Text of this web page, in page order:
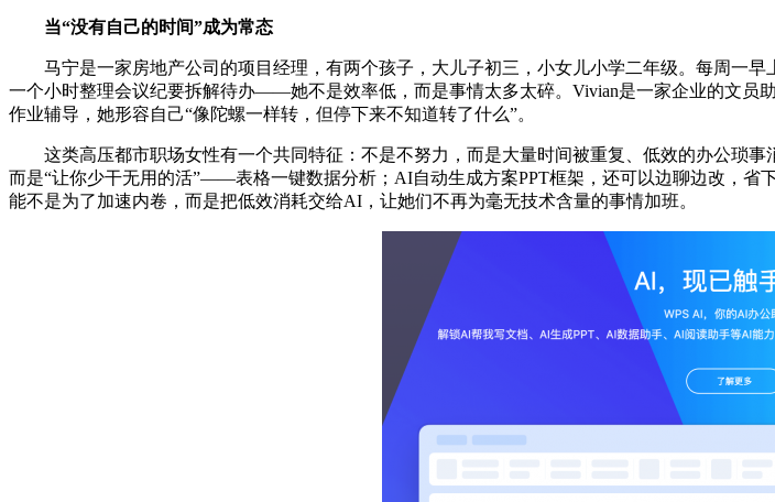
当“没有自己的时间”成为常态
马宁是一家房地产公司的项目经理，有两个孩子，大儿子初三，小女儿小学二年级。每周一早
一个小时整理会议纪要拆解待办——她不是效率低，而是事情太多太碎。Vivian是一家企业的文员
作业辅导，她形容自己“像陀螺一样转，但停下来不知道转了什么”。
这类高压都市职场女性有一个共同特征：不是不努力，而是大量时间被重复、低效的办公琐事
而是“让你少干无用的活”——表格一键数据分析；AI自动生成方案PPT框架，还可以边聊边改，
能不是为了加速内卷，而是把低效消耗交给AI，让她们不再为毫无技术含量的事情加班。